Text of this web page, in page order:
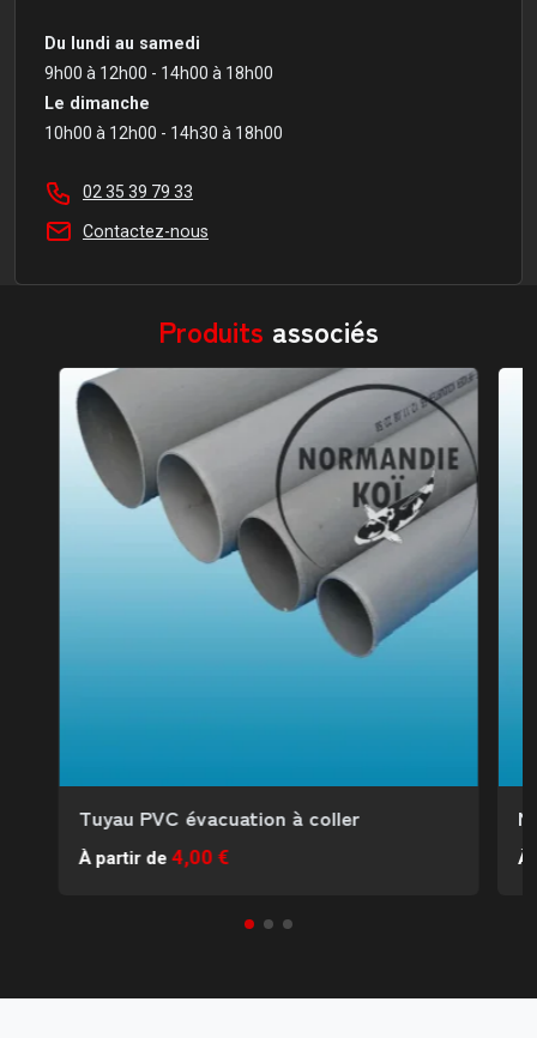
Du lundi au samedi
9h00 à 12h00 - 14h00 à 18h00
Le dimanche
10h00 à 12h00 - 14h30 à 18h00
02 35 39 79 33
Contactez-nous
Produits associés
Tuyau PVC évacuation à coller
À partir de 4,00 € À